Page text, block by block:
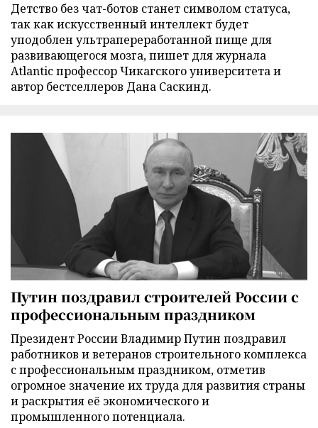
Детство без чат-ботов станет символом статуса,
так как искусственный интеллект будет
уподоблен ультрапереработанной пище для
развивающегося мозга, пишет для журнала
Atlantic профессор Чикагского университета и
автор бестселлеров Дана Саскинд.
Путин поздравил строителей России с
профессиональным праздником
Президент России Владимир Путин поздравил
работников и ветеранов строительного комплекса
с профессиональным праздником, отметив
огромное значение их труда для развития страны
и раскрытия её экономического и
промышленного потенциала.